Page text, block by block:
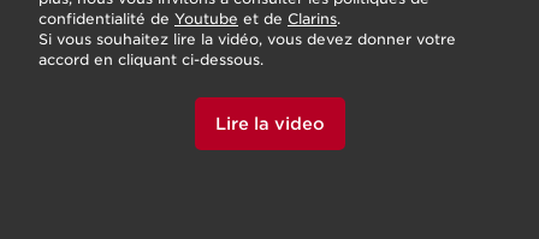
confidentialité de Youtube et de Clarins.
Si vous souhaitez lire la vidéo, vous devez donner votre
accord en cliquant ci-dessous.
Lire la video